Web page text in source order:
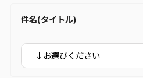
件名(タイトル)